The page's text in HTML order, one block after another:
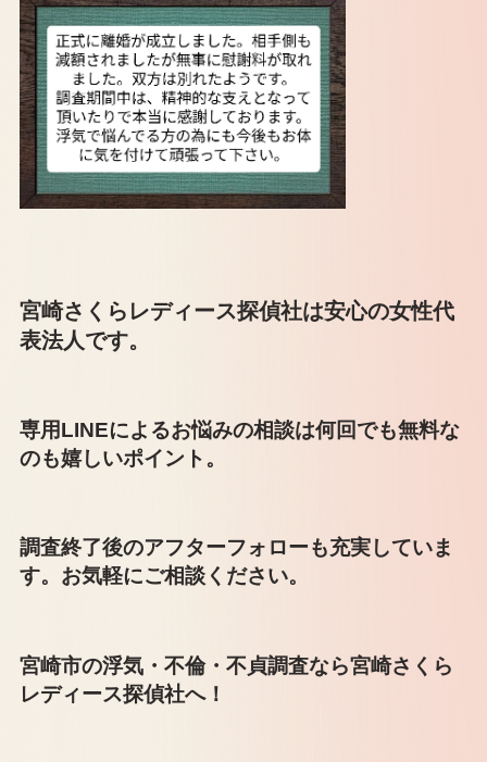
宮崎さくらレディース探偵社は安心の女性代
表法人です。
専用LINEによるお悩みの相談は何回でも無料な
のも嬉しいポイント。
調査終了後のアフターフォローも充実していま
す。お気軽にご相談ください。
宮崎市の浮気・不倫・不貞調査なら宮崎さくら
レディース探偵社へ！